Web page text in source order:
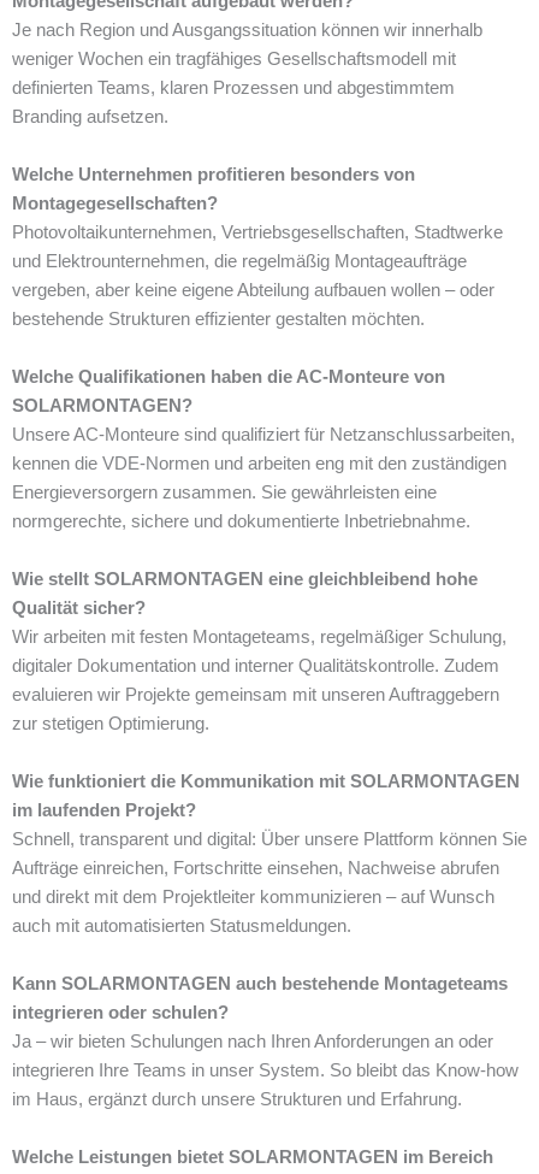
Je nach Region und Ausgangssituation können wir innerhalb
weniger Wochen ein tragfähiges Gesellschaftsmodell mit
definierten Teams, klaren Prozessen und abgestimmtem
Branding aufsetzen.
Welche Unternehmen profitieren besonders von
Montagegesellschaften?
Photovoltaikunternehmen, Vertriebsgesellschaften, Stadtwerke
und Elektrounternehmen, die regelmäßig Montageaufträge
vergeben, aber keine eigene Abteilung aufbauen wollen – oder
bestehende Strukturen effizienter gestalten möchten.
Welche Qualifikationen haben die AC-Monteure von
SOLARMONTAGEN?
Unsere AC-Monteure sind qualifiziert für Netzanschlussarbeiten,
kennen die VDE-Normen und arbeiten eng mit den zuständigen
Energieversorgern zusammen. Sie gewährleisten eine
normgerechte, sichere und dokumentierte Inbetriebnahme.
Wie stellt SOLARMONTAGEN eine gleichbleibend hohe
Qualität sicher?
Wir arbeiten mit festen Montageteams, regelmäßiger Schulung,
digitaler Dokumentation und interner Qualitätskontrolle. Zudem
evaluieren wir Projekte gemeinsam mit unseren Auftraggebern
zur stetigen Optimierung.
Wie funktioniert die Kommunikation mit SOLARMONTAGEN
im laufenden Projekt?
Schnell, transparent und digital: Über unsere Plattform können Sie
Aufträge einreichen, Fortschritte einsehen, Nachweise abrufen
und direkt mit dem Projektleiter kommunizieren – auf Wunsch
auch mit automatisierten Statusmeldungen.
Kann SOLARMONTAGEN auch bestehende Montageteams
integrieren oder schulen?
Ja – wir bieten Schulungen nach Ihren Anforderungen an oder
integrieren Ihre Teams in unser System. So bleibt das Know-how
im Haus, ergänzt durch unsere Strukturen und Erfahrung.
Welche Leistungen bietet SOLARMONTAGEN im Bereich